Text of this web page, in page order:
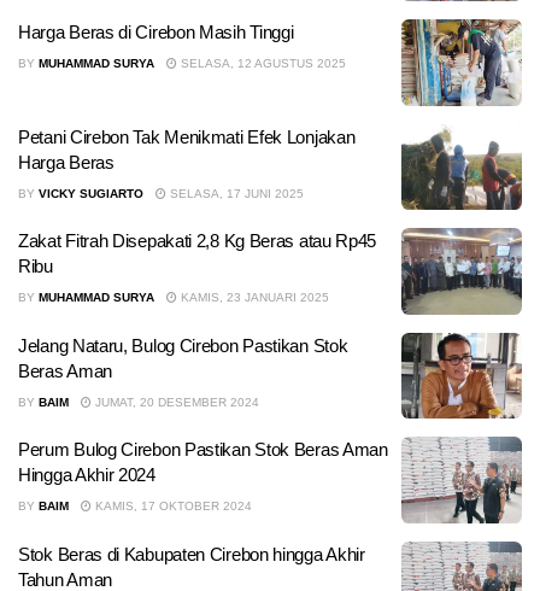
Harga Beras di Cirebon Masih Tinggi
BY MUHAMMAD SURYA SELASA, 12 AGUSTUS 2025
Petani Cirebon Tak Menikmati Efek Lonjakan
Harga Beras
BY VICKY SUGIARTO SELASA, 17 JUNI 2025
Zakat Fitrah Disepakati 2,8 Kg Beras atau Rp45
Ribu
BY MUHAMMAD SURYA KAMIS, 23 JANUARI 2025
Jelang Nataru, Bulog Cirebon Pastikan Stok
Beras Aman
BY BAIM JUMAT, 20 DESEMBER 2024
Perum Bulog Cirebon Pastikan Stok Beras Aman
Hingga Akhir 2024
BY BAIM KAMIS, 17 OKTOBER 2024
Stok Beras di Kabupaten Cirebon hingga Akhir
Tahun Aman